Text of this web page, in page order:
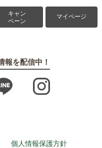
キャン
ペーン
マイページ
報を配信中！
個人情報保護方針